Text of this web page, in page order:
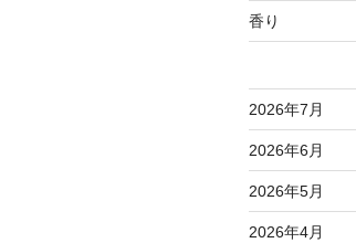
香り
2026年7月
2026年6月
2026年5月
2026年4月